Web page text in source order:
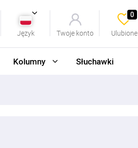
Język Twoje konto Ulubione
0
Kolumny Słuchawki